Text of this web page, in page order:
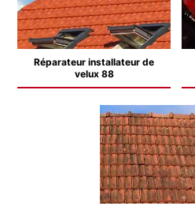
Réparateur installateur de
velux 88